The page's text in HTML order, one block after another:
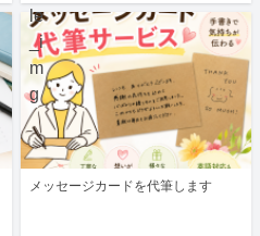
メッセージカードを代筆します